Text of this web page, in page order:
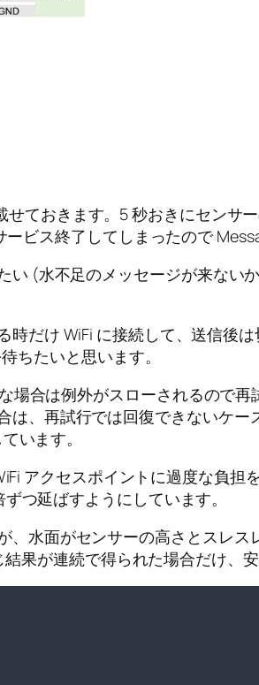
ておきます。5 秒おきにセンサ
ビス終了してしまったので
い (水不足のメッセージが来な
だけ WiFi に接続して、送信後
ちたいと思います。
場合は例外がスローされるので
は、再試行では回復できないケ
います。
アクセスポイントに過度な負
つ延ばすようにしています。
水面がセンサーの高さとスレ
果が連続で得られた場合だけ、